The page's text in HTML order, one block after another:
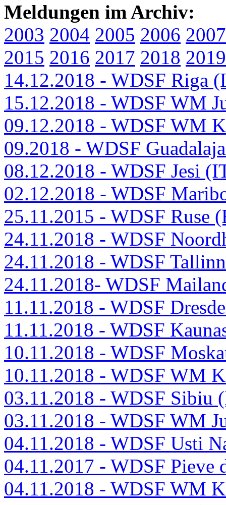
Meldungen im Archiv:
2003 2004 2005 2006 2007
2015 2016 2017 2018 2019
14.12.2018 - WDSF Riga
15.12.2018 - WDSF WM
09.12.2018 - WDSF WM
09.2018 - WDSF
08.12.2018 - WDSF Jesi
02.12.2018 - WDSF
25.11.2015 - WDSF Ruse
24.11.2018 - WDSF
24.11.2018 - WDSF
24.11.2018- WDSF
11.11.2018 - WDSF
11.11.2018 - WDSF
10.11.2018 - WDSF
10.11.2018 - WDSF WM
03.11.2018 - WDSF Sibiu
03.11.2018 - WDSF WM
04.11.2018 - WDSF Usti
04.11.2017 - WDSF Pieve
04.11.2018 - WDSF WM